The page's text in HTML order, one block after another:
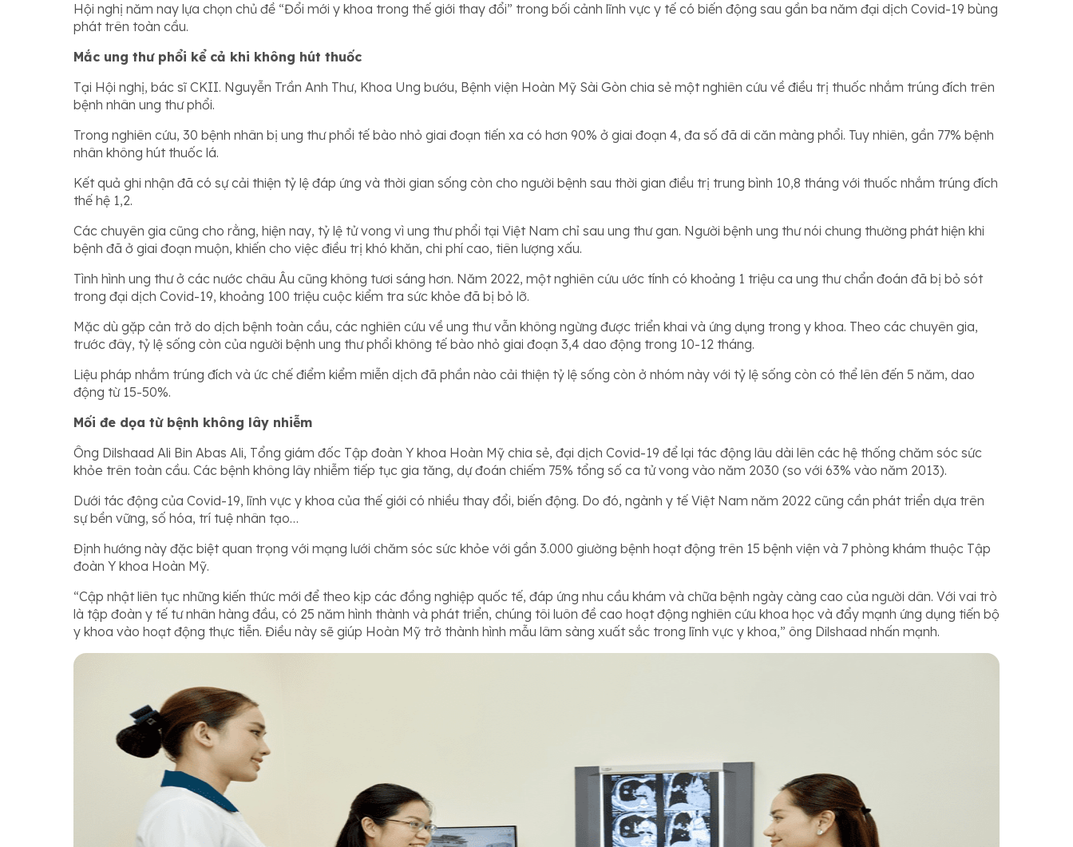
Hội nghị năm nay lựa chọn chủ đề “Đổi mới y khoa trong thế giới thay đổi” trong bối cảnh lĩnh vực y tế có biến động sau gần ba năm đại dịch Covid-19 bùng
phát trên toàn cầu.
Mắc ung thư phổi kể cả khi không hút thuốc
Tại Hội nghị, bác sĩ CKII. Nguyễn Trần Anh Thư, Khoa Ung bướu, Bệnh viện Hoàn Mỹ Sài Gòn chia sẻ một nghiên cứu về điều trị thuốc nhắm trúng đích trên
bệnh nhân ung thư phổi.
Trong nghiên cứu, 30 bệnh nhân bị ung thư phổi tế bào nhỏ giai đoạn tiến xa có hơn 90% ở giai đoạn 4, đa số đã di căn màng phổi. Tuy nhiên, gần 77% bệnh
nhân không hút thuốc lá.
Kết quả ghi nhận đã có sự cải thiện tỷ lệ đáp ứng và thời gian sống còn cho người bệnh sau thời gian điều trị trung bình 10,8 tháng với thuốc nhắm trúng đích
thế hệ 1,2.
Các chuyên gia cũng cho rằng, hiện nay, tỷ lệ tử vong vì ung thư phổi tại Việt Nam chỉ sau ung thư gan. Người bệnh ung thư nói chung thường phát hiện khi
bệnh đã ở giai đoạn muộn, khiến cho việc điều trị khó khăn, chi phí cao, tiên lượng xấu.
Tình hình ung thư ở các nước châu Âu cũng không tươi sáng hơn. Năm 2022, một nghiên cứu ước tính có khoảng 1 triệu ca ung thư chẩn đoán đã bị bỏ sót
trong đại dịch Covid-19, khoảng 100 triệu cuộc kiểm tra sức khỏe đã bị bỏ lỡ.
Mặc dù gặp cản trở do dịch bệnh toàn cầu, các nghiên cứu về ung thư vẫn không ngừng được triển khai và ứng dụng trong y khoa. Theo các chuyên gia,
trước đây, tỷ lệ sống còn của người bệnh ung thư phổi không tế bào nhỏ giai đoạn 3,4 dao động trong 10-12 tháng.
Liệu pháp nhắm trúng đích và ức chế điểm kiểm miễn dịch đã phần nào cải thiện tỷ lệ sống còn ở nhóm này với tỷ lệ sống còn có thể lên đến 5 năm, dao
động từ 15-50%.
Mối đe dọa từ bệnh không lây nhiễm
Ông Dilshaad Ali Bin Abas Ali, Tổng giám đốc Tập đoàn Y khoa Hoàn Mỹ chia sẻ, đại dịch Covid-19 để lại tác động lâu dài lên các hệ thống chăm sóc sức
khỏe trên toàn cầu. Các bệnh không lây nhiễm tiếp tục gia tăng, dự đoán chiếm 75% tổng số ca tử vong vào năm 2030 (so với 63% vào năm 2013).
Dưới tác động của Covid-19, lĩnh vực y khoa của thế giới có nhiều thay đổi, biến động. Do đó, ngành y tế Việt Nam năm 2022 cũng cần phát triển dựa trên
sự bền vững, số hóa, trí tuệ nhân tạo…
Định hướng này đặc biệt quan trọng với mạng lưới chăm sóc sức khỏe với gần 3.000 giường bệnh hoạt động trên 15 bệnh viện và 7 phòng khám thuộc Tập
đoàn Y khoa Hoàn Mỹ.
“Cập nhật liên tục những kiến thức mới để theo kịp các đồng nghiệp quốc tế, đáp ứng nhu cầu khám và chữa bệnh ngày càng cao của người dân. Với vai trò
là tập đoàn y tế tư nhân hàng đầu, có 25 năm hình thành và phát triển, chúng tôi luôn đề cao hoạt động nghiên cứu khoa học và đẩy mạnh ứng dụng tiến bộ
y khoa vào hoạt động thực tiễn. Điều này sẽ giúp Hoàn Mỹ trở thành hình mẫu lâm sàng xuất sắc trong lĩnh vực y khoa,” ông Dilshaad nhấn mạnh.